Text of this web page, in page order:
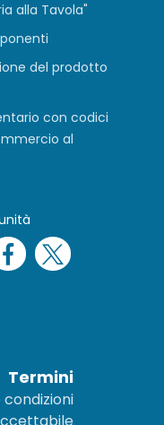
alla Tavola"
del prodotto
con codici
al
Termini